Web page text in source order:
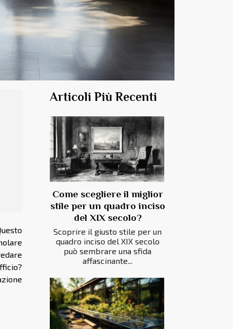
Articoli Più Recenti
Come scegliere il miglior
stile per un quadro inciso
del XIX secolo?
Scoprire il giusto stile per un
quadro inciso del XIX secolo
può sembrare una sfida
affascinante...